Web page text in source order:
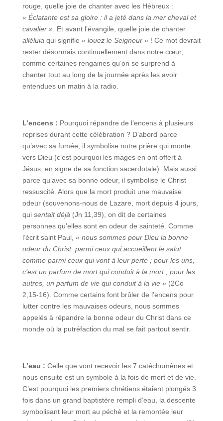
rouge, quelle joie de chanter avec les Hébreux :
« Éclatante est sa gloire : il a jeté dans la mer cheval et
cavalier ».
Et avant l’évangile, quelle joie de chanter
alléluia qui signifie « louez le Seigneur » ! Ce mot devrait
rester désormais continuellement dans notre cœur,
comme certaines rengaines qu’on se surprend à
chanter tout au long de la journée après les avoir
entendues un matin à la radio.
L’encens : Pourquoi répandre de l’encens à plusieurs
reprises durant cette célébration ? D’abord parce
qu’avec sa fumée, il symbolise notre prière qui monte
vers Dieu (c’est pourquoi les mages en ont offert à
Jésus, en signe de sa fonction sacerdotale). Mais aussi
parce qu’avec sa bonne odeur, il symbolise le Christ
ressuscité. Alors que la mort produit une mauvaise
odeur (souvenons-nous de Lazare, mort depuis 4 jours,
qui sentait déjà (Jn 11,39), on dit de certaines
personnes qu’elles sont en odeur de sainteté. Comme
l’écrit saint Paul, « nous sommes pour Dieu la bonne
odeur du Christ, parmi ceux qui accueillent le salut
comme parmi ceux qui vont à leur perte ; pour les uns,
c’est un parfum de mort qui conduit à la mort ; pour les
autres, un parfum de vie qui conduit à la vie » (2Co
2,15-16). Comme certains font brûler de l’encens pour
lutter contre les mauvaises odeurs, nous sommes
appelés à répandre la bonne odeur du Christ dans ce
monde où la putréfaction du mal se fait partout sentir.
L’eau : Celle que vont recevoir les 7 catéchumènes et
nous ensuite est un symbole à la fois de mort et de vie.
C’est pourquoi les premiers chrétiens étaient plongés 3
fois dans un grand baptistère rempli d’eau, la descente
symbolisant leur mort au péché et la remontée leur